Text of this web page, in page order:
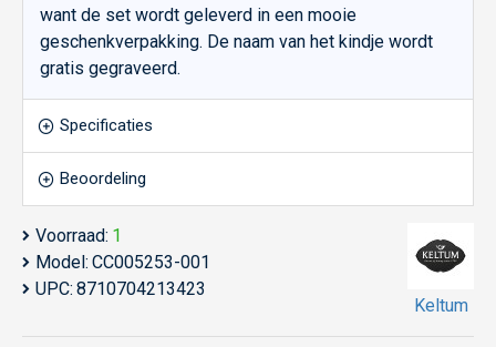
want de set wordt geleverd in een mooie
geschenkverpakking. De naam van het kindje wordt
gratis gegraveerd.
Specificaties
Beoordeling
Voorraad: 1
Model: CC005253-001
UPC: 8710704213423
Keltum